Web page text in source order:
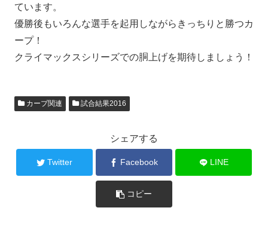
ています。
優勝後もいろんな選手を起用しながらきっちりと勝つカ
ープ！
クライマックスシリーズでの胴上げを期待しましょう！
カープ関連 試合結果2016
シェアする
Twitter Facebook LINE
コピー